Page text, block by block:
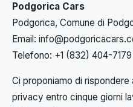
Podgorica Cars
Podgorica, Comune di
Email:
Telefono: +1 (832) 404-7179
Ci proponiamo di
privacy entro cinque giorni